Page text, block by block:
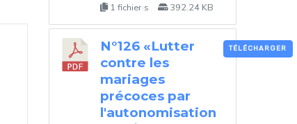
1 fichier·s 392.24 KB
N°126 «Lutter
contre les
mariages
précoces par
l'autonomisation
TÉLÉCHARGER